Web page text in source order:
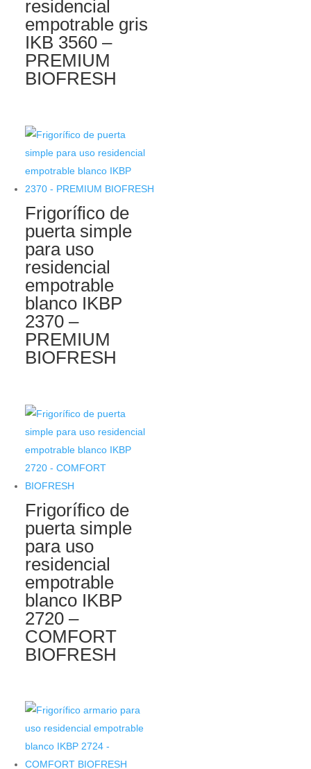
residencial
empotrable gris
IKB 3560 –
PREMIUM
BIOFRESH
Frigorífico de
puerta simple
para uso
residencial
empotrable
blanco IKBP
2370 –
PREMIUM
BIOFRESH
Frigorífico de
puerta simple
para uso
residencial
empotrable
blanco IKBP
2720 –
COMFORT
BIOFRESH